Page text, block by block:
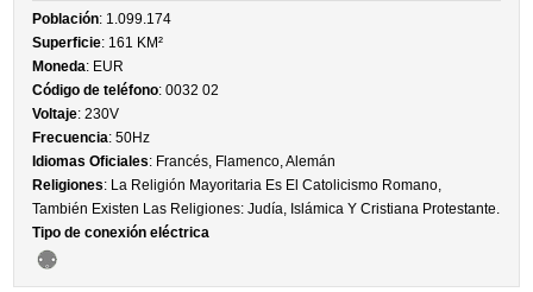
Población: 1.099.174
Superficie: 161 KM²
Moneda: EUR
Código de teléfono: 0032 02
Voltaje: 230V
Frecuencia: 50Hz
Idiomas Oficiales: Francés, Flamenco, Alemán
Religiones: La Religión Mayoritaria Es El Catolicismo Romano,
También Existen Las Religiones: Judía, Islámica Y Cristiana Protestante.
Tipo de conexión eléctrica